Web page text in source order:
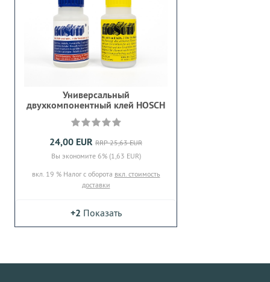
Универсальный
двухкомпонентный клей HOSCH
24,00 EUR RRP 25,63 EUR
Вы экономите 6% (1,63 EUR)
вкл. 19 % Налог с оборота вкл. стоимость
доставки
+2 Показать